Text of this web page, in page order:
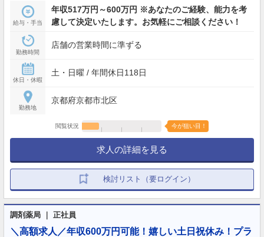
給与・手当
年収517万円～600万円 ※あなたのご経験、能力を考
慮して決定いたします。お気軽にご相談ください！
勤務時間
店舗の営業時間に準ずる
休日・休暇
土・日曜 / 年間休日118日
勤務地
京都府京都市北区
閲覧状況 今が狙い目！
求人の詳細を見る
検討リスト（要ログイン）
調剤薬局 ｜ 正社員
＼高額求人／年収600万円可能！嬉しい土日祝休み！プラ